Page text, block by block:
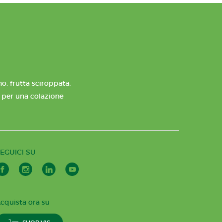
frutta sciroppata,
una colazione
SU
ora su